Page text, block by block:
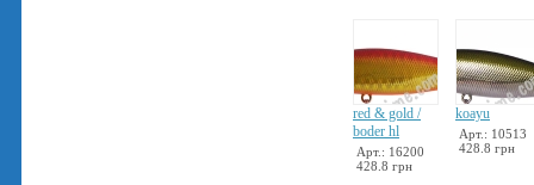
red & gold /
boder hl
Арт.: 16200
428.8 грн
koayu
Арт.: 10513
428.8 грн